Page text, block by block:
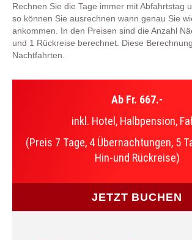
Rechnen Sie die Tage immer mit Abfahrtstag
so können Sie ausrechnen wann genau Sie
ankommen. In den Preisen sind die Anzahl
und 1 Rückreise berechnet. Diese
Nachtfahrten.
Ab Fr. 667.-
inkl. Hotel, Halbpension,
(Preis 7 Tage, 4 Übernachtungen, 5
Hin-und Rückreise)
JETZT BUCHEN